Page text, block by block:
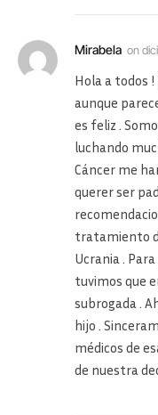
Mirabela on
Hola a todos
aunque
es feliz .
luchando
Cáncer me
querer ser
tratamiento
Ucrania .
tuvimos que
subrogada .
hijo .
médicos de
de nuestra